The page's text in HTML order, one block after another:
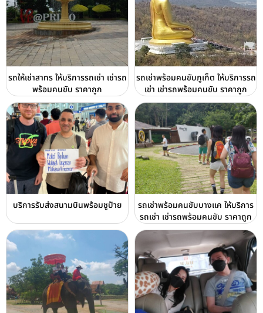
รถให้เช่าสาทร ให้บริการรถเช่า เช่ารถ
พร้อมคนขับ ราคาถูก
รถเช่าพร้อมคนขับภูเก็ต ให้บริการรถ
เช่า เช่ารถพร้อมคนขับ ราคาถูก
บริการรับส่งสนามบินพร้อมชูป้าย
รถเช่าพร้อมคนขับบางแค ให้บริการ
รถเช่า เช่ารถพร้อมคนขับ ราคาถูก